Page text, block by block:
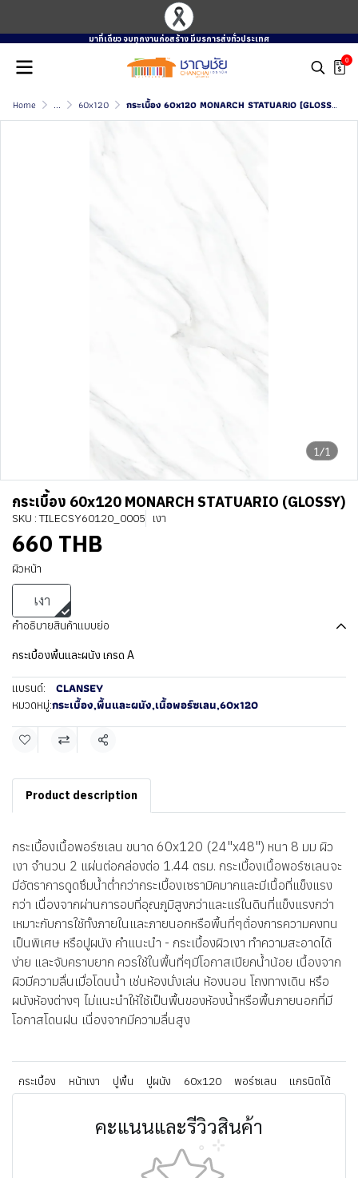
มาที่เดียว จบทุกงานก่อสร้าง มีบรการส่งทั่วประเทศ
0
Home ... 60x120 กระเบื้อง 60x120 MONARCH STATUARIO (GLOSSY)
1/1
กระเบื้อง 60x120 MONARCH STATUARIO (GLOSSY)
SKU : TILECSY60120_0005 เงา
660 THB
ผิวหน้า
เงา
คำอธิบายสินค้าแบบย่อ
กระเบื้องพื้นและผนัง เกรด A
แบรนด์: CLANSEY
หมวดหมู่:กระเบื้อง,พื้นและผนัง,เนื้อพอร์ซเลน,60x120
แชร์
Product description
กระเบื้องเนื้อพอร์ซเลน ขนาด 60x120 (24"x48") หนา 8 มม ผิว
เงา จำนวน 2 แผ่นต่อกล่องต่อ 1.44 ตรม. กระเบื้องเนื้อพอร์ซเลนจะ
มีอัตราการดูดซึมน้ำต่ำกว่ากระเบื้องเซรามิคมากและมีเนื้อที่แข็งแรง
กว่า เนื่องจากผ่านการอบที่อุณภูมิสูงกว่าและแร่ในดินที่แข็งแรงกว่า
เหมาะกับการใช้ทั้งภายในและภายนอกหรือพื้นที่ๆต้่องการความคงทน
เป็นพิเศษ หรือปูผนัง คำแนะนำ - กระเบื้องผิวเงา ทำความสะอาดได้
ง่าย และจับคราบยาก ควรใช้ในพื้นที่ๆมีโอกาสเปียกน้ำน้อย เนื้องจาก
ผิวมีความลื่นเมื่อโดนน้ำ เช่นห้องนั่งเล่น ห้องนอน โถงทางเดิน หรือ
ผนังห้องต่างๆ ไม่แนะนำให้ใช้เป็นพื้นของห้องน้ำหรือพื้นภายนอกที่มี
โอกาสโดนฝน เนื่องจากมีความลื่นสูง
กระเบื้อง หน้าเงา ปูพื้น ปูผนัง 60x120 พอร์ซเลน แกรนิตโต้
คะแนนและรีวิวสินค้า